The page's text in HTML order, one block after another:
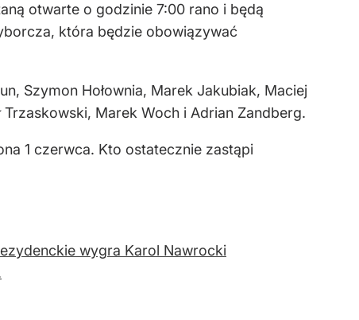
otwarte o godzinie 7:00 rano i będą
która będzie obowiązywać
Szymon Hołownia, Marek Jakubiak, Maciej
Marek Woch i Adrian Zandberg.
1 czerwca. Kto ostatecznie zastąpi
wygra Karol Nawrocki